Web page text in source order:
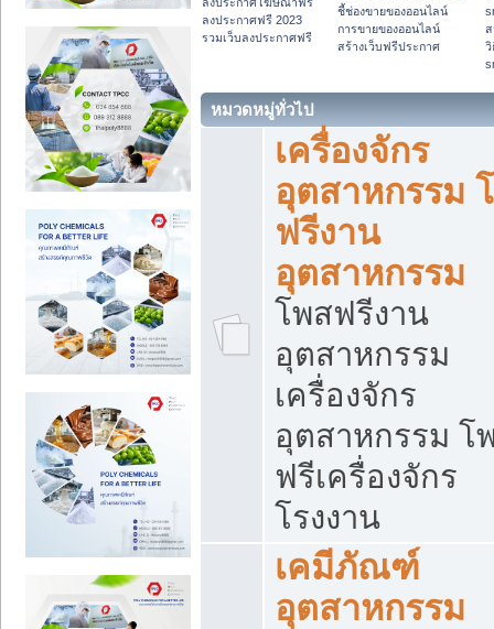
ลงประกาศฟรี 2023
รวมเว็บลงประกาศฟรี
ชี้ช่องขายของออนไลน์
การขายของออนไลน์
สร้างเว็บฟรีประกาศ
ส
วิ
หมวดหมู่ทั่วไป
เครื่องจักร
อุตสาหกรรม
ฟรีงาน
อุตสาหกรรม
โพสฟรีงาน
อุตสาหกรรม
เครื่องจักร
อุตสาหกรรม โ
ฟรีเครื่องจักร
โรงงาน
เคมีภัณฑ์
อุตสาหกรรม